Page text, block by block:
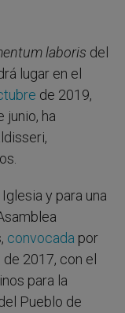
laboris del
lugar en el
de 2019,
junio, ha
y para una
convocada por
2017, con el
para la
Pueblo de